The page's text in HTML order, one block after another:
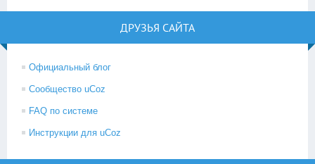
ДРУЗЬЯ САЙТА
Официальный блог
Сообщество uCoz
FAQ по системе
Инструкции для uCoz